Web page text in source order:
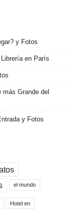
y Fotos
en París
más Grande del
y Fotos
el mundo
Hotel en